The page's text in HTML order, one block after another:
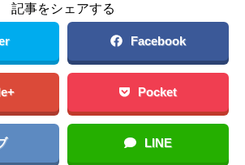
記事をシェアする
Facebook
Pocket
LINE